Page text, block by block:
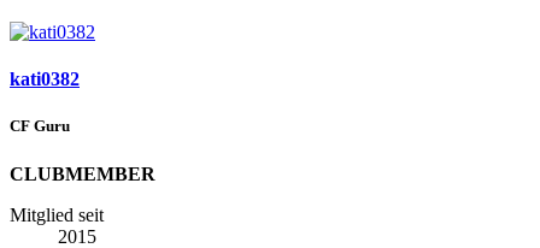
kati0382
CF Guru
CLUBMEMBER
Mitglied seit
2015